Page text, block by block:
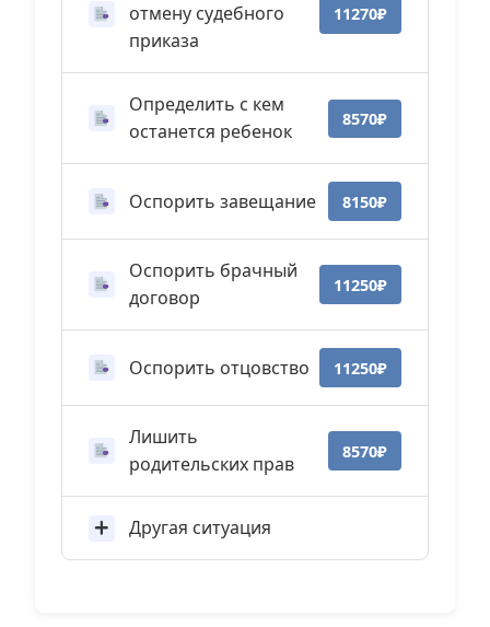
отмену судебного
приказа
11270₽
Определить с кем
останется ребенок
8570₽
Оспорить завещание 8150₽
Оспорить брачный
договор
11250₽
Оспорить отцовство 11250₽
Лишить
родительских прав
8570₽
Другая ситуация